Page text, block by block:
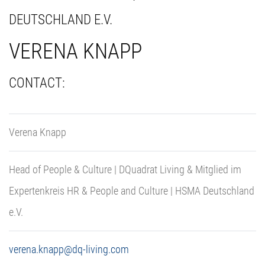
DEUTSCHLAND E.V.
VERENA KNAPP
CONTACT:
Verena Knapp
Head of People & Culture | DQuadrat Living & Mitglied im
Expertenkreis HR & People and Culture | HSMA Deutschland
e.V.
verena.knapp@dq-living.com